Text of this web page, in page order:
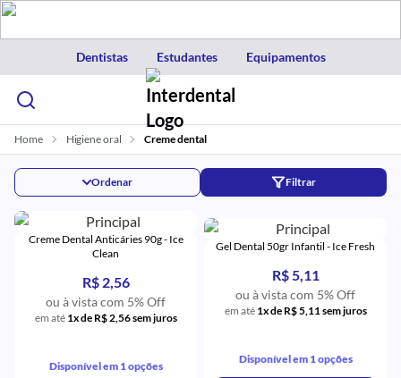
Dentistas Estudantes Equipamentos
Home Higiene oral Creme dental
Filtrar
Ordenar
Creme Dental Anticáries 90g - Ice
Clean
R$ 2,56
ou à vista com 5% Off
em até 1x de R$ 2,56 sem juros
Disponível em 1 opções
Gel Dental 50gr Infantil - Ice Fresh
R$ 5,11
ou à vista com 5% Off
em até 1x de R$ 5,11 sem juros
Disponível em 1 opções